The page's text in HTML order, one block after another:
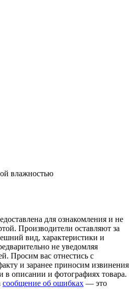
влажностью
для ознакомления и не
Производители оставляют за
вид, характеристики и
не уведомляя
Просим вас отнестись с
и заранее приносим извинения
в описании и фотографиях товара.
сообщение об ошибках — это